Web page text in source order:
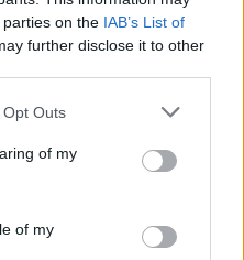
on the IAB’s List of
further disclose it to other
Outs
of my
of mygerokai